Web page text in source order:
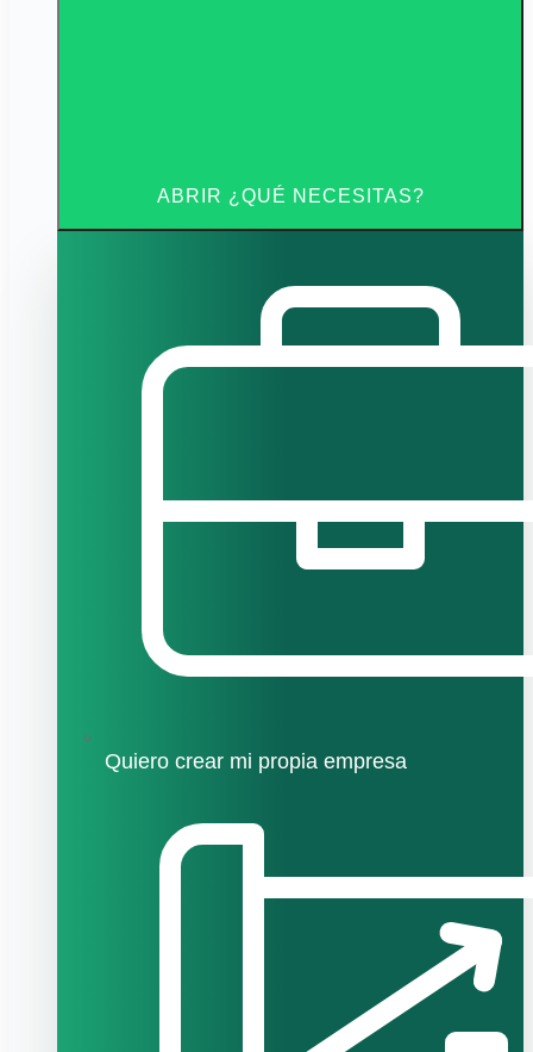
ABRIR ¿QUÉ NECESITAS?
Quiero crear mi propia empresa